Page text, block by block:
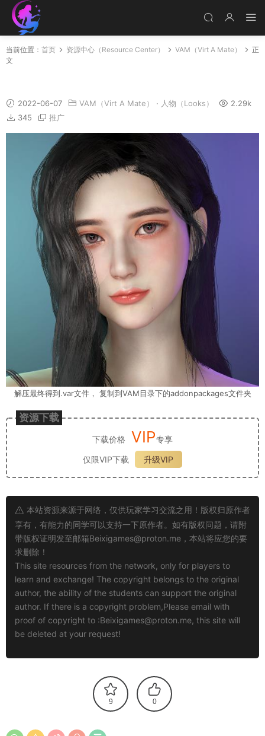
当前位置： 首页 资源中心（Resource Center） VAM（Virt A Mate）
正
文
2022-06-07 VAM（Virt A Mate） · 人物（Looks）
2.29k
345
推广
解压最终得到.var文件， 复制到VAM目录下的addonpackages文件夹
资源下载
下载价格 VIP专享
仅限VIP下载
升级VIP
本站资源来源于网络，仅供玩家学习交流之用！版权归原作者
享有，有能力的同学可以支持一下原作者。如有版权问题，请附
带版权证明发至邮箱Beixigames@proton.me ，本站将应您的要
求删除！
This site resources from the network, only for players to
learn and exchange! The copyright belongs to the original
author, the ability of the students can support the original
author. If there is a copyright problem,Please email with
proof of copyright to :Beixigames@proton.me, this site will
be deleted at your request!
9 0